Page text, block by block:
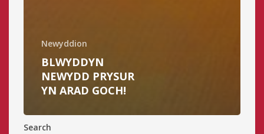
Newyddion
BLWYDDYN
NEWYDD PRYSUR
YN ARAD GOCH!
Search